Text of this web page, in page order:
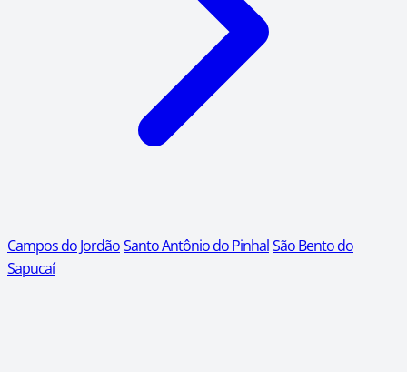
Campos do JordãoSanto Antônio do PinhalSão Bento do
Sapucaí